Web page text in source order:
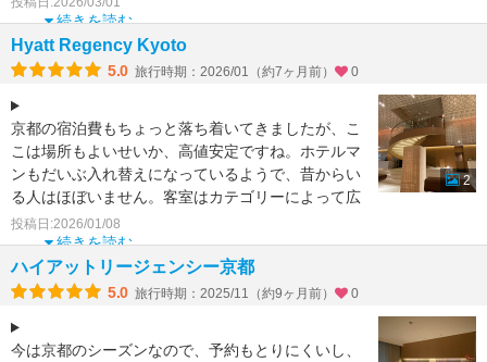
続きを読む
Hyatt Regency Kyoto
5.0 旅行時期：2026/01（約7ヶ月前） 0
京都の宿泊費もちょっと落ち着いてきましたが、こ
こは場所もよいせいか、高値安定ですね。ホテルマ
ンもだいぶ入れ替えになっているようで、昔からい
る人はほぼいません。客室はカテゴリーによって広
さや明るさが全く
続きを読む
投稿日:2026/01/08
2
ハイアットリージェンシー京都
5.0 旅行時期：2025/11（約9ヶ月前） 0
今は京都のシーズンなので、予約もとりにくいし、